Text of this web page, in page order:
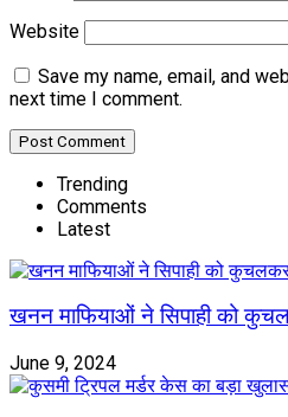
Website
Save my name, email, and
next time I comment.
Trending
Comments
Latest
खनन माफियाओं ने सिपाही को
June 9, 2024